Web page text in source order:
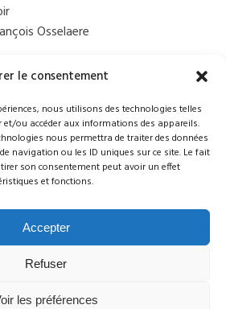
le consentement
nous utilisons des technologies telles
et/ou accéder aux informations des appareils.
nous permettra de traiter des données
navigation ou les ID uniques sur ce site. Le fait
son consentement peut avoir un effet
et fonctions.
Accepter
Refuser
les préférences
Osselaere